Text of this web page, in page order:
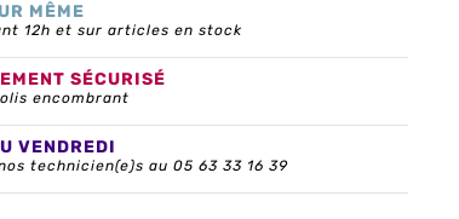
MÊME
12h et sur articles en stock
SÉCURISÉ
encombrant
VENDREDI
technicien(e)s au 05 63 33 16 39